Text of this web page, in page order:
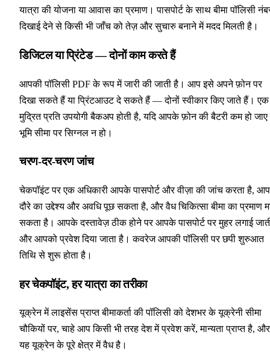
यात्रा की योजना या आवास का प्रमाण। पासपोर्ट के साथ बीमा पॉलिसी
दिखाई देने से किसी भी जाँच को तेज़ और सुचारु बनाने में मदद मिलती है।
डिजिटल या प्रिंटेड — दोनों काम करते हैं
आपकी पॉलिसी PDF के रूप में जारी की जाती है। आप इसे अपने फ़ोन पर
दिखा सकते हैं या प्रिंटआउट दे सकते हैं — दोनों स्वीकार किए जाते हैं। एक
मुद्रित प्रति उपयोगी बैकअप होती है, यदि आपके फ़ोन की बैटरी कम हो जाए
भूमि सीमा पर सिग्नल न हो।
चरण-दर-चरण जांच
चेकपॉइंट पर एक अधिकारी आपके पासपोर्ट और वीज़ा की जांच करता है,
दौरे का उद्देश्य और अवधि पूछ सकता है, और वैध चिकित्सा बीमा का प्रमाण
सकता है। आपके दस्तावेज़ ठीक होने पर आपके पासपोर्ट पर मुहर लगाई
और आपको प्रवेश दिया जाता है। कवरेज आपकी पॉलिसी पर छपी शुरुआत
तिथि से शुरू होता है।
हर चेकपॉइंट, हर यात्रा का तरीका
यूक्रेन में लाइसेंस प्राप्त बीमाकर्ता की पॉलिसी को देशभर के यूक्रेनी सीमा
चौकियों पर, चाहे आप किसी भी तरह देश में प्रवेश करें, मान्यता प्राप्त है, और
यह यूक्रेन के पूरे क्षेत्र में वैध है।